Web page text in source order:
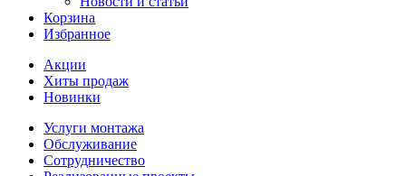
Корзина
Избранное
Акции
Хиты продаж
Новинки
Услуги монтажа
Обслуживание
Сотрудничество